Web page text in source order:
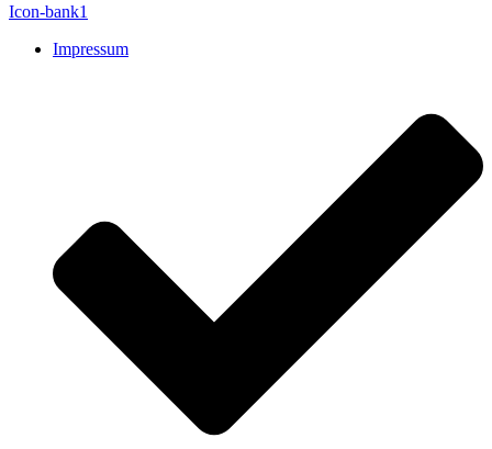
Icon-bank1
Impressum